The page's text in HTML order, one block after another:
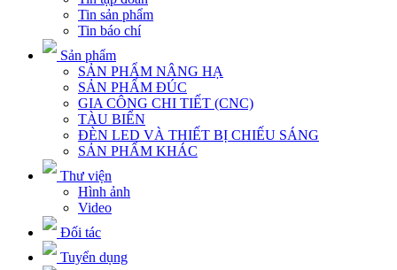
Tin sản phẩm
Tin báo chí
Sản phẩm
SẢN PHẨM NÂNG HẠ
SẢN PHẨM ĐÚC
GIA CÔNG CHI TIẾT (CNC)
TÀU BIỂN
ĐÈN LED VÀ THIẾT BỊ CHIẾU SÁNG
SẢN PHẨM KHÁC
Thư viện
Hình ảnh
Video
Đối tác
Tuyển dụng